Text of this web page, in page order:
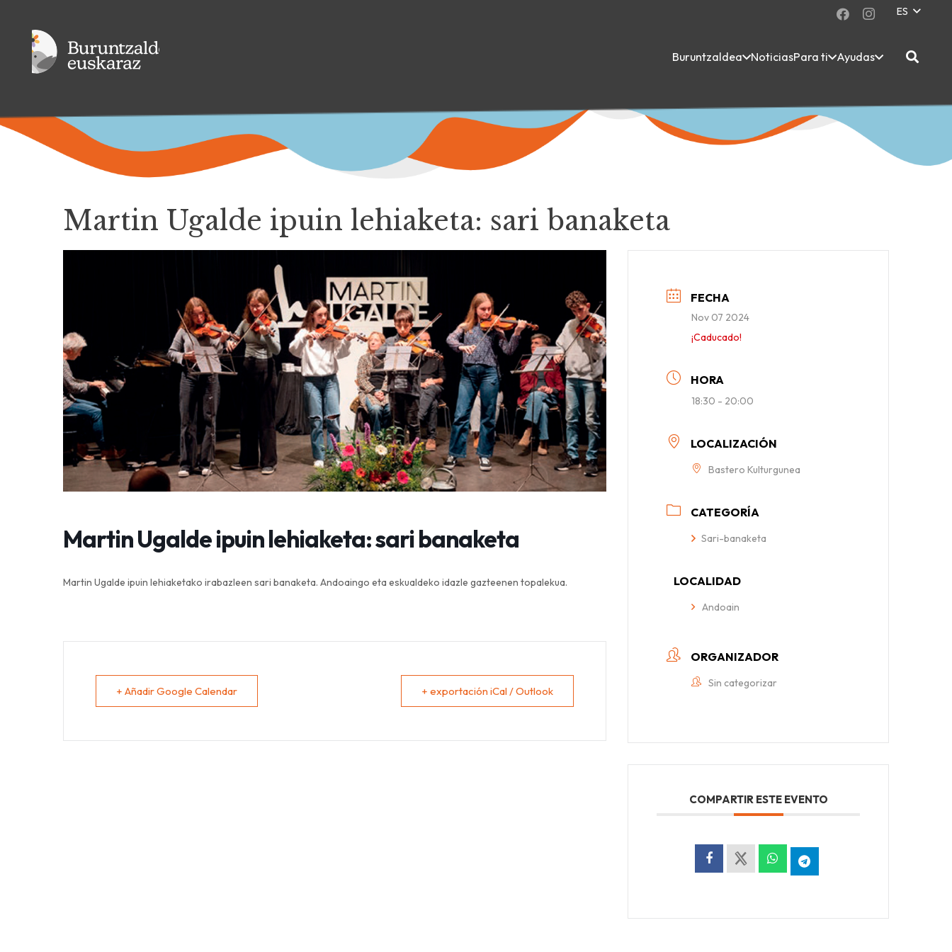
ES
Buruntzaldea NoticiasPara ti Ayudas
Martin Ugalde ipuin lehiaketa: sari banaketa
Martin Ugalde ipuin lehiaketa: sari banaketa
Martin Ugalde ipuin lehiaketako irabazleen sari banaketa. Andoaingo eta eskualdeko idazle gazteenen topalekua.
+ Añadir Google Calendar + exportación iCal / Outlook
FECHA
Nov 07 2024
¡Caducado!
HORA
18:30 - 20:00
LOCALIZACIÓN
Bastero Kulturgunea
CATEGORÍA
Sari-banaketa
LOCALIDAD
Andoain
ORGANIZADOR
Sin categorizar
COMPARTIR ESTE EVENTO